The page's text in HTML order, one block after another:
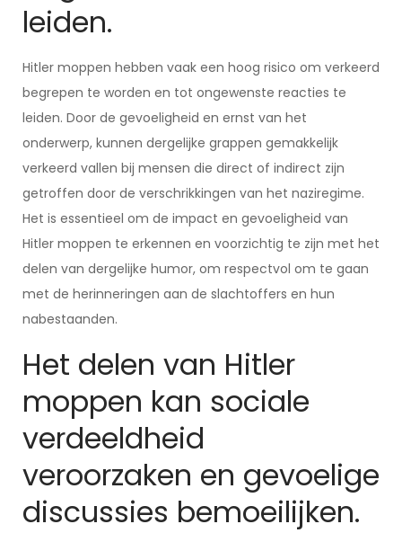
leiden.
Hitler moppen hebben vaak een hoog risico om verkeerd
begrepen te worden en tot ongewenste reacties te
leiden. Door de gevoeligheid en ernst van het
onderwerp, kunnen dergelijke grappen gemakkelijk
verkeerd vallen bij mensen die direct of indirect zijn
getroffen door de verschrikkingen van het naziregime.
Het is essentieel om de impact en gevoeligheid van
Hitler moppen te erkennen en voorzichtig te zijn met het
delen van dergelijke humor, om respectvol om te gaan
met de herinneringen aan de slachtoffers en hun
nabestaanden.
Het delen van Hitler
moppen kan sociale
verdeeldheid
veroorzaken en gevoelige
discussies bemoeilijken.